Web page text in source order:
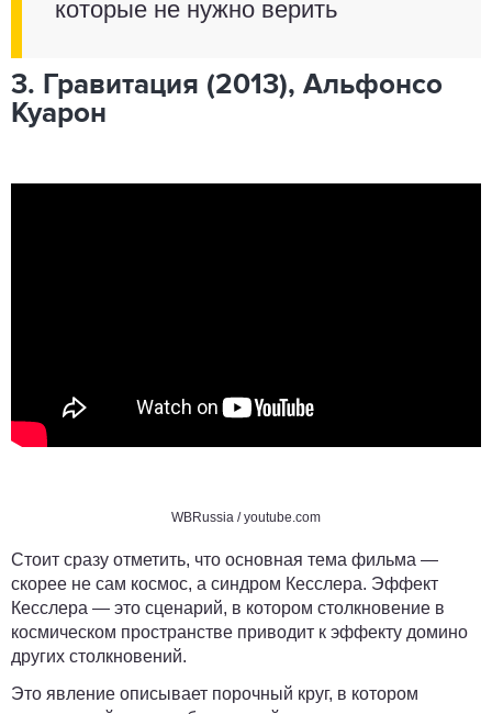
которые не нужно верить
3. Гравитация (2013), Альфонсо
Куарон
WBRussia / youtube.com
Стоит сразу отметить, что основная тема фильма —
скорее не сам космос, а синдром Кесслера. Эффект
Кесслера — это сценарий, в котором столкновение в
космическом пространстве приводит к эффекту домино
других столкновений.
Это явление описывает порочный круг, в котором